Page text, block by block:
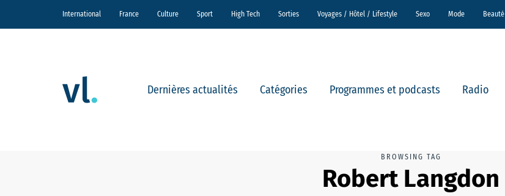
International France Culture Sport High Tech Sorties Voyages / Hôtel / Lifestyle Sexo Mode Beauté
Dernières actualités Catégories Programmes et podcasts Radio
BROWSING TAG
Robert Langdon